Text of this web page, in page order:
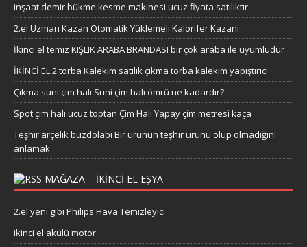
inşaat demir bükme kesme makinesi ucuz fiyata satılıktır
2.el Uzman Kazan Otomatik Yüklemeli Kalorifer Kazanı
İkinci el temiz KIŞLIK ARABA BRANDASI bir çok araba ile uyumludur
İKİNCİ EL 2 torba Kalekim satılık çıkma torba kalekim yapıştırıcı
Çıkma suni çim halı Suni çim halı ömrü ne kadardır?
Spot çim halı ucuz toptan Çim Halı Yapay çim metresi kaça
Teşhir arçelik buzdolabı Bir ürünün teşhir ürünü olup olmadığını
anlamak
MAĞAZA – IKINCI EL EŞYA
2.el yeni gibi Philips Hava Temizleyici
ikinci el akülü motor